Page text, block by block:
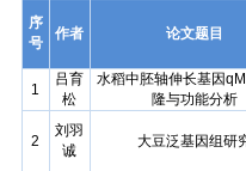
序
号
作者 论文题目
1
吕育
松
水稻中胚轴伸长基因
隆与功能分析
2
刘羽
诚
大豆泛基因组研